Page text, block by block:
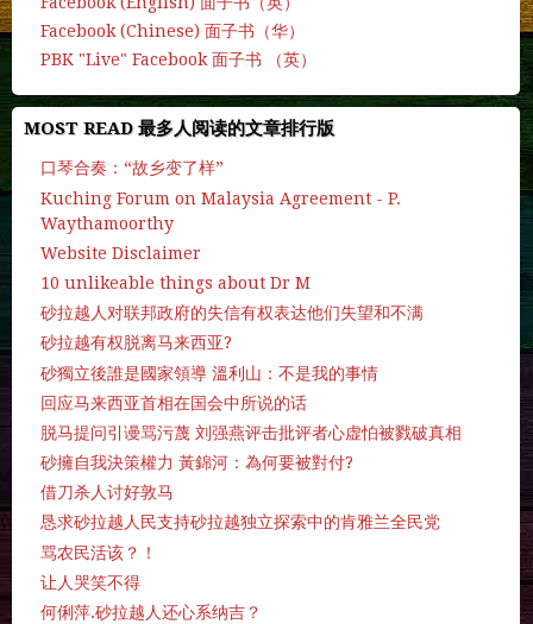
Facebook (Chinese) 面子书（华）
PBK "Live" Facebook 面子书 （英）
MOST READ 最多人阅读的文章排行版
口琴合奏：“故乡变了样”
Kuching Forum on Malaysia Agreement - P.
Waythamoorthy
Website Disclaimer
10 unlikeable things about Dr M
砂拉越人对联邦政府的失信有权表达他们失望和不满
砂拉越有权脱离马来西亚?
砂獨立後誰是國家領導 溫利山：不是我的事情
回应马来西亚首相在国会中所说的话
脱马提问引谩骂污蔑 刘强燕评击批评者心虚怕被戮破真相
砂擁自我決策權力 黃錦河：為何要被對付?
借刀杀人讨好敦马
恳求砂拉越人民支持砂拉越独立探索中的肯雅兰全民党
骂农民活该？！
让人哭笑不得
何俐萍.砂拉越人还心系纳吉？